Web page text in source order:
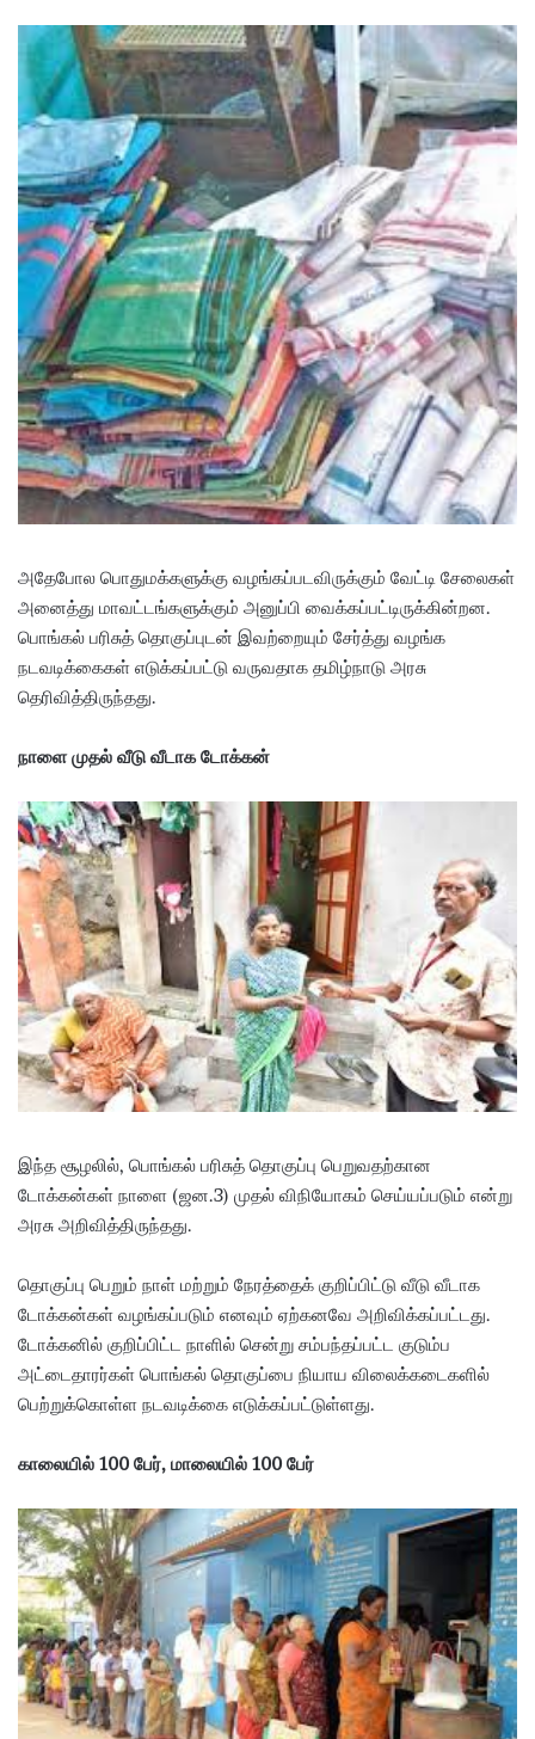
அதேபோல பொதுமக்களுக்கு வழங்கப்படவிருக்கும் வேட்டி சேலைகள்
அனைத்து மாவட்டங்களுக்கும் அனுப்பி வைக்கப்பட்டிருக்கின்றன.
பொங்கல் பரிசுத் தொகுப்புடன் இவற்றையும் சேர்த்து வழங்க
நடவடிக்கைகள் எடுக்கப்பட்டு வருவதாக தமிழ்நாடு அரசு
தெரிவித்திருந்தது.
நாளை முதல் வீடு வீடாக டோக்கன்
இந்த சூழலில், பொங்கல் பரிசுத் தொகுப்பு பெறுவதற்கான
டோக்கன்கள் நாளை (ஜன.3) முதல் விநியோகம் செய்யப்படும் என்று
அரசு அறிவித்திருந்தது.
தொகுப்பு பெறும் நாள் மற்றும் நேரத்தைக் குறிப்பிட்டு வீடு வீடாக
டோக்கன்கள் வழங்கப்படும் எனவும் ஏற்கனவே அறிவிக்கப்பட்டது.
டோக்கனில் குறிப்பிட்ட நாளில் சென்று சம்பந்தப்பட்ட குடும்ப
அட்டைதாரர்கள் பொங்கல் தொகுப்பை நியாய விலைக்கடைகளில்
பெற்றுக்கொள்ள நடவடிக்கை எடுக்கப்பட்டுள்ளது.
காலையில் 100 பேர், மாலையில் 100 பேர்